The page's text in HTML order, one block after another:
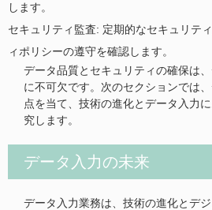
します。
セキュリティ監査: 定期的なセキュリテ
ィポリシーの遵守を確認します。
データ品質とセキュリティの確保は
に不可欠です。次のセクションでは
点を当て、技術の進化とデータ入力
究します。
データ入力の未来
データ入力業務は、技術の進化とデ